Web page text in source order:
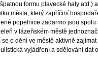
formu plavecké haly atd.) a
města, který zapříčiní
popelnice zadarmo jsou spolu
v lázeňském městě
o dění ve městě aktivně zajímat
vyjádření a sdělování dat